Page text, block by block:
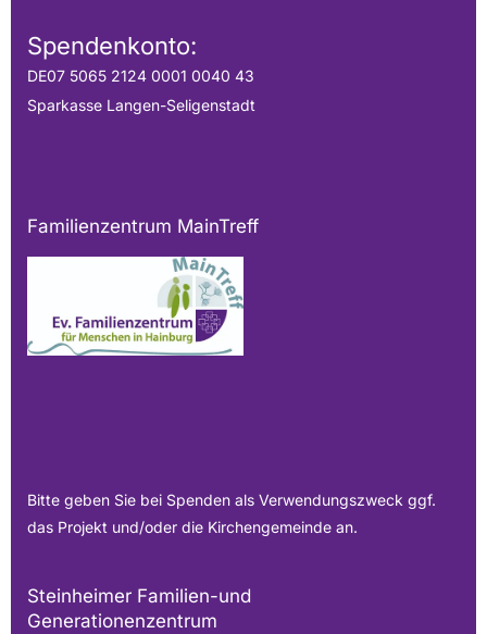
Spendenkonto:
DE07 5065 2124 0001 0040 43
Sparkasse Langen-Seligenstadt
Familienzentrum MainTreff
Bitte geben Sie bei Spenden als Verwendungszweck ggf.
das Projekt und/oder die Kirchengemeinde an.
Steinheimer Familien-und
Generationenzentrum